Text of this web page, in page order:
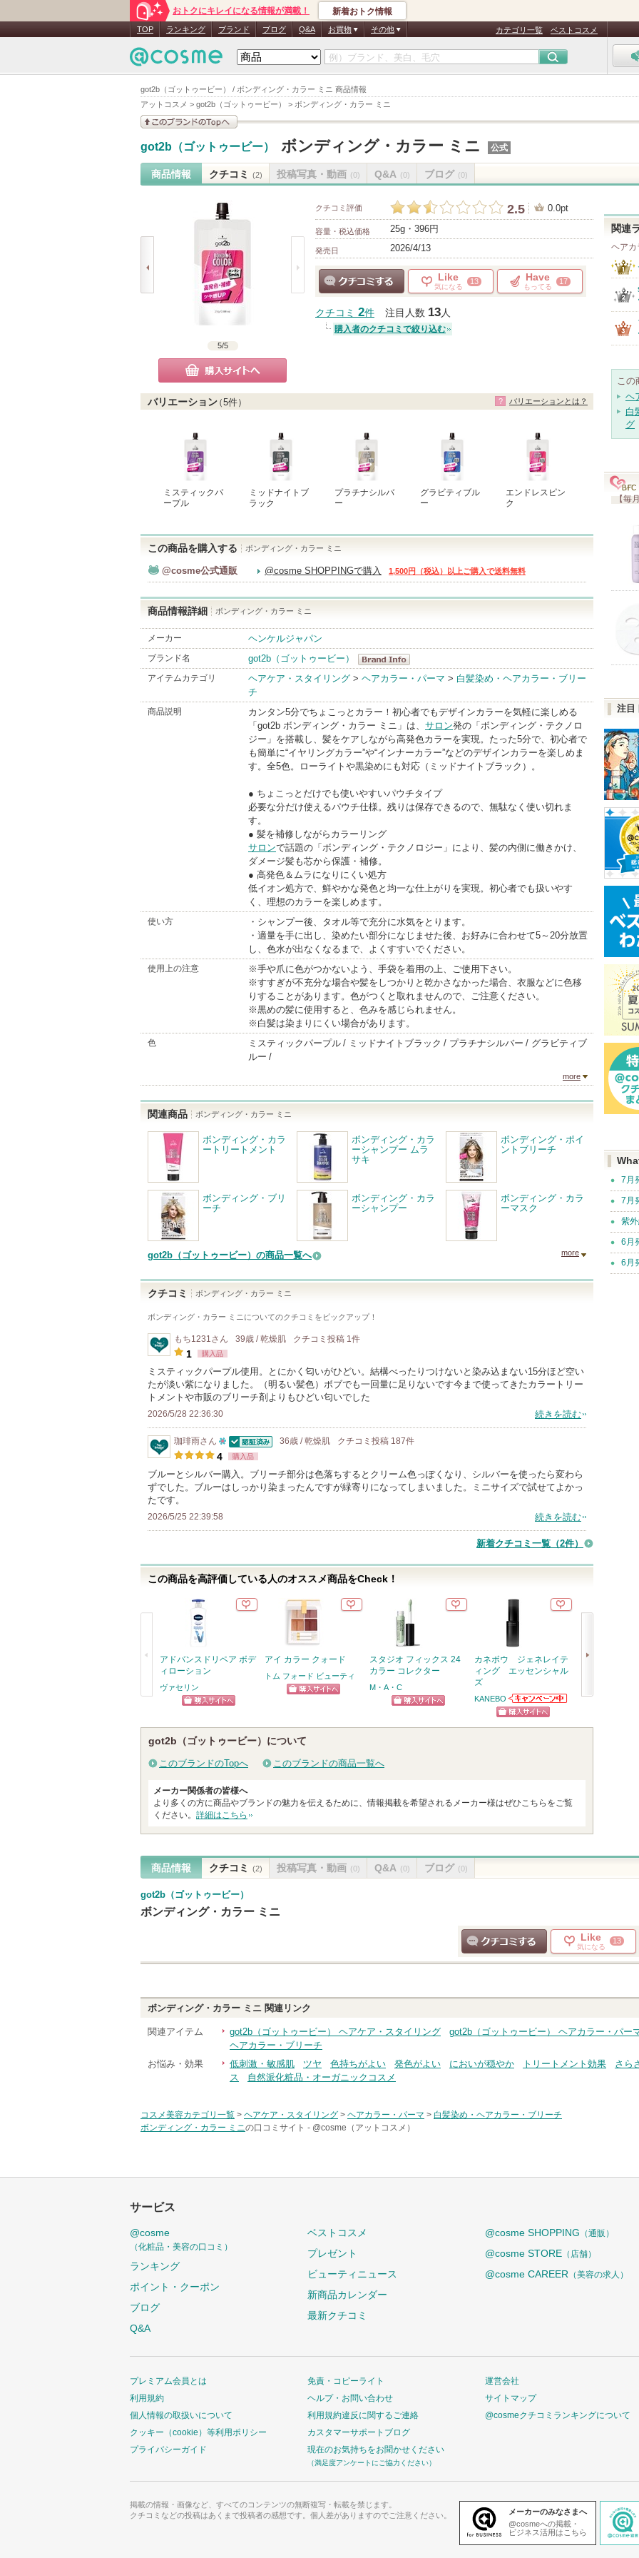
got2b（ゴットゥービー） / ボンディング・カラー ミニ 商品情報
アットコスメ > got2b（ゴットゥービー） > ボンディング・カラー ミニ
おトクにキレイになる情報が満載！ 新着おトク情報
TOP ランキング ブランド ブログ Q&A お買物 その他 カテゴリ一覧 ベストコスメ
見る
got2b（ゴットゥービー） ボンディング・カラー ミニ 公式
商品情報 クチコミ (2) 投稿写真・動画 (0) Q&A (0) ブログ (0)
5/5
購入サイトへ
クチコミ評価 2.5 0.0pt
容量・税込価格 25g・396円
発売日 2026/4/13
Like
気になる
13 Have
もってる
17
クチコミ 2件 注目人数 13人
購入者のクチコミで絞り込む
バリエーション（5件）
ミスティックパ
ープル
ミッドナイトブ
ラック
プラチナシルバ
ー
グラビティブル
ー
エンドレスピン
ク
バリエーションとは？
この商品を購入する ボンディング・カラー ミニ
@cosme公式通販 @cosme SHOPPINGで購入 1,500円（税込）以上ご購入で送料無料
商品情報詳細 ボンディング・カラー ミニ
メーカー ヘンケルジャパン
ブランド名
got2b（ゴットゥービー）
got2b（ゴット
BrandInfo
アイテムカテゴリ ヘアケア・スタイリング > ヘアカラー・パーマ > 白髪染め・ヘアカラー・ブリー
チ
商品説明
カンタン5分でちょこっとカラー！初心者でもデザインカラーを気軽に楽しめる
「got2b ボンディング・カラー ミニ」は、 サロン発の「ボンディング・テクノロ
ジー」を搭載し、髪をケアしながら高発色カラーを実現。たった5分で、初心者で
も簡単に“イヤリングカラー”や“インナーカラー”などのデザインカラーを楽しめま
す。全5色。ローライトや黒染めにも対応（ミッドナイトブラック）。
● ちょこっとだけでも使いやすいパウチタイプ
必要な分だけ使えるパウチ仕様。残りは保存できるので、無駄なく使い切れま
す。
● 髪を補修しながらカラーリング
サロンで話題の「ボンディング・テクノロジー」により、髪の内側に働きかけ、
ダメージ髪も芯から保護・補修。
● 高発色＆ムラになりにくい処方
低イオン処方で、鮮やかな発色と均一な仕上がりを実現。初心者でも扱いやす
く、理想のカラーを楽しめます。
使い方
・シャンプー後、タオル等で充分に水気をとります。
・適量を手に出し、染めたい部分になじませた後、お好みに合わせて5～20分放置
し、色水が出なくなるまで、よくすすいでください。
使用上の注意
※手や爪に色がつかないよう、手袋を着用の上、ご使用下さい。
※すすぎが不充分な場合や髪をしつかりと乾かさなかった場合、衣服などに色移
りすることがあります。色がつくと取れませんので、ご注意ください。
※黒めの髪に使用すると、色みを感じられません。
※白髪は染まりにくい場合があります。
色 ミスティックパープル ミッドナイトブラック プラチナシルバー
グラビティブ
ルー
more
関連商品 ボンディング・カラー ミニ
ボンディング・カラ
ートリートメント
ボンディング・カラ
ーシャンプー ムラ
サキ
ボンディング・ポイ
ントブリーチ
ボンディング・ブリ
ーチ
ボンディング・カラ
ーシャンプー
ボンディング・カラ
ーマスク
got2b（ゴットゥービー）の商品一覧へ more
クチコミ ボンディング・カラー ミニ
ボンディング・カラー ミニ についてのクチコミをピックアップ！
もち1231さん 39歳 / 乾燥肌 クチコミ投稿 1件
1 購入品
ミスティックパープル使用。とにかく匂いがひどい。結構べったりつけないと染み込まない15分ほど空い
たが淡い紫になりました。（明るい髪色）ボブでも一回量に足りないです今まで使ってきたカラートリー
トメントや市販のブリーチ剤よりもひどい匂いでした
2026/5/28 22:36:30 続きを読む
珈琲雨さん
10
人
以
の
バ
に
録
さ
れ
い
ま
認証済
36歳 / 乾燥肌 クチコミ投稿 187件
4 購入品
ブルーとシルバー購入。ブリーチ部分は色落ちするとクリーム色っぽくなり、シルバーを使ったら変わら
ずでした。ブルーはしっかり染まったんですが緑寄りになってしまいました。ミニサイズで試せてよかっ
たです。
2026/5/25 22:39:58 続きを読む
新着クチコミ一覧 （2件）
この商品を高評価している人のオススメ商品をCheck！
アドバンスドリペア ボデ
ィローション
ヴァセリン
アイ カラー クォード
トム フォード ビューティ
スタジオ フィックス 24
カラー コレクター
M・A・C
カネボウ ジェネレイテ
ィング エッセンシャル
ズ
KANEBO
KANEBOからの
お知らせがあり
ます
ショッピン
レブロン ネイ
got2b（ゴットゥービー）について
このブランドのTopへ このブランドの商品一覧へ
メーカー関係者の皆様へ
より多くの方に商品やブランドの魅力を伝えるために、情報掲載を希望されるメーカー様はぜひこちらをご覧
ください。 詳細はこちら
関連
ヘアカ
この
ヘ
白
グ
【毎
注目
7月
7月
紫
6月
6月
商品情報 クチコミ (2) 投稿写真・動画 (0) Q&A (0) ブログ (0)
got2b（ゴットゥービー）
ボンディング・カラー ミニ
クチコミする
Like
気になる
13
ボンディング・カラー ミニ 関連リンク
関連アイテム got2b（ゴットゥービー） ヘアケア・スタイリング got2b（ゴットゥービー） ヘアカラー・パー
ヘアカラー・ブリーチ
お悩み・効果
低刺激・敏感肌 ツヤ 色持ちがよい 発色がよい においが穏やか トリートメント効果 さら
ス
自然派化粧品・オーガニックコスメ
コスメ美容カテゴリ一覧 > ヘアケア・スタイリング > ヘアカラー・パーマ > 白髪染め・ヘアカラー・ブリーチ
ボンディング・カラー ミニの口コミサイト - @cosme（アットコスメ）
サービス
@cosme
（化粧品・美容の口コミ）
ランキング
ポイント・クーポン
ブログ
Q&A
ベストコスメ
プレゼント
ビューティニュース
新商品カレンダー
最新クチコミ
@cosme SHOPPING （通販）
@cosme STORE （店舗）
@cosme CAREER （美容の求人）
プレミアム会員とは
利用規約
個人情報の取扱いについて
クッキー（cookie）等利用ポリシー
プライバシーガイド
免責・コピーライト
ヘルプ・お問い合わせ
利用規約違反に関するご連絡
カスタマーサポートブログ
現在のお気持ちをお聞かせください
（満足度アンケートにご協力ください）
運営会社
サイトマップ
@cosmeクチコミランキングについて
掲載の情報・画像など、すべてのコンテンツの無断複写・転載を禁じます。
クチコミなどの投稿はあくまで投稿者の感想です。個人差がありますのでご注意ください。
メーカーのみなさまへ
@cosmeへの掲載・
ビジネス活用はこちら